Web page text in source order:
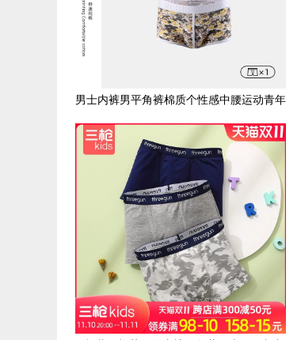
男士内裤男平角裤棉质个性感中腰运动青年
底裤头性感四角短裤衩男